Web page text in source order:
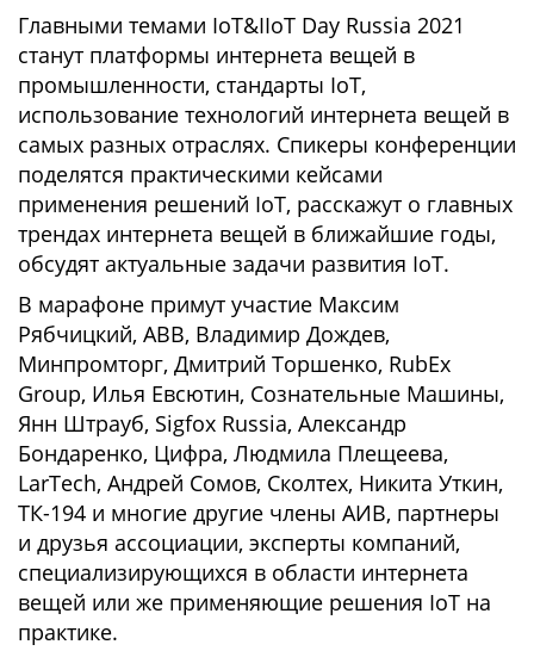
Главными темами IoT&IIoT Day Russia 2021
станут платформы интернета вещей в
промышленности, стандарты IoT,
использование технологий интернета вещей в
самых разных отраслях. Спикеры конференции
поделятся практическими кейсами
применения решений IoT, расскажут о главных
трендах интернета вещей в ближайшие годы,
обсудят актуальные задачи развития IoT.
В марафоне примут участие Максим
Рябчицкий, ABB, Владимир Дождев,
Минпромторг, Дмитрий Торшенко, RubEx
Group, Илья Евсютин, Сознательные Машины,
Янн Штрауб, Sigfox Russia, Александр
Бондаренко, Цифра, Людмила Плещеева,
LarTech, Андрей Сомов, Сколтех, Никита Уткин,
ТК-194 и многие другие члены АИВ, партнеры
и друзья ассоциации, эксперты компаний,
специализирующихся в области интернета
вещей или же применяющие решения IoT на
практике.